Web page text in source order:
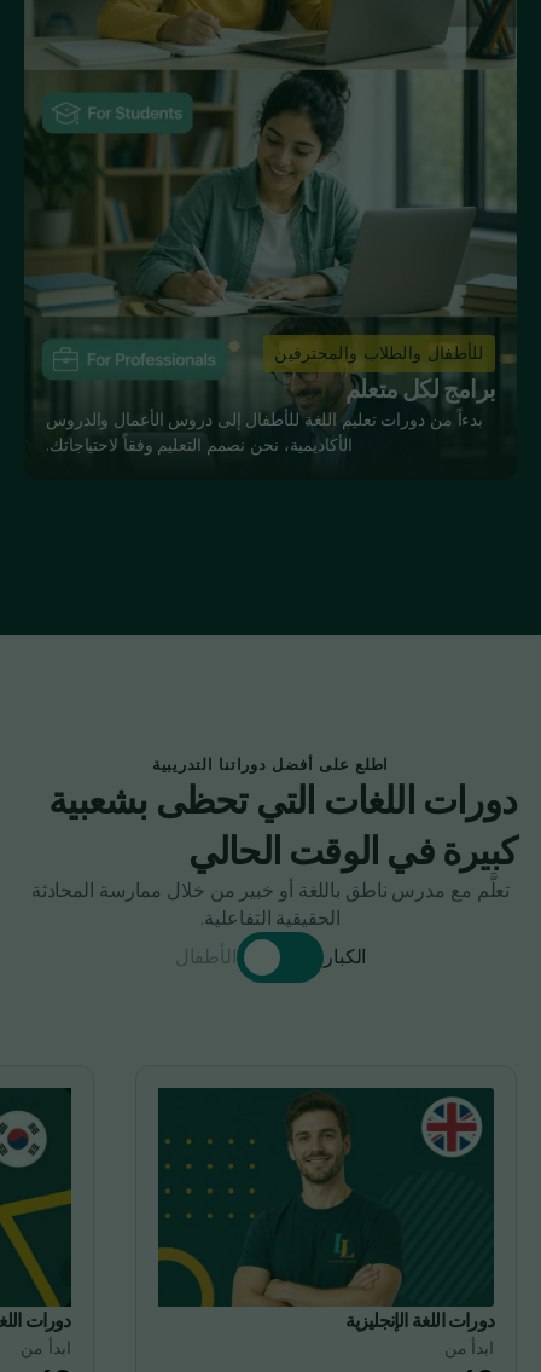
للأطفال والطلاب والمحترفين
برامج لكل متعلم
بدءاً من دورات تعليم اللغة للأطفال إلى دروس الأعمال والدروس
الأكاديمية، نحن نصمم التعليم وفقاً لاحتياجاتك.
اطلع على أفضل دوراتنا التدريبية
دورات اللغات التي تحظى بشعبية
كبيرة في الوقت الحالي
تعلَّم مع مدرس ناطق باللغة أو خبير من خلال ممارسة المحادثة
الحقيقية التفاعلية.
الكبار
الأطفال
دورات اللغة الإنجليزية
ابدأ من
دورات
ابدأ من